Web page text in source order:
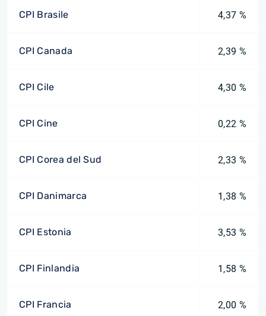
CPI Brasile 4,37 %
CPI Canada 2,39 %
CPI Cile 4,30 %
CPI Cine 0,22 %
CPI Corea del Sud 2,33 %
CPI Danimarca 1,38 %
CPI Estonia 3,53 %
CPI Finlandia 1,58 %
CPI Francia 2,00 %